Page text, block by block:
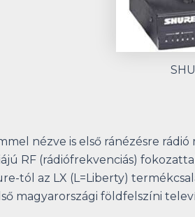
nézve is első ránézésre
RF (rádiófrekvenciás)
tól az LX (L=Liberty)
magyarországi földfelszíni